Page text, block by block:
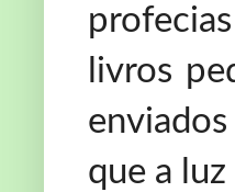
livros
que a